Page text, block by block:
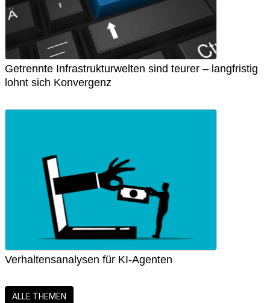
Getrennte Infrastrukturwelten sind teurer – langfristig
lohnt sich Konvergenz
Verhaltensanalysen für KI-Agenten
ALLE THEMEN